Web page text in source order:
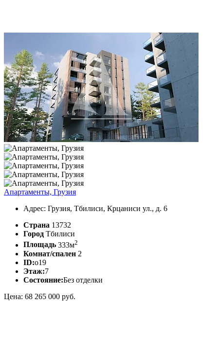
Апартаменты, Грузия
Адрес: Грузия, Тбилиси, Крцаниси ул., д. 6
Страна 13732
Город Тбилиси
Площадь 333м2
Комнат/спален 2
ID:o19
Этаж:7
Состояние:Без отделки
Цена: 68 265 000 руб.